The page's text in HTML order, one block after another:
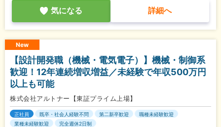
気になる 詳細へ
New
【設計開発職（機械・電気電子）】機械・制御系
歓迎！12年連続増収増益／未経験で年収500万円
以上も可能
株式会社アルトナー【東証プライム上場】
正社員 既卒・社会人経験不問 第二新卒歓迎
職種未経験歓迎
業種未経験歓迎
完全週休2日制